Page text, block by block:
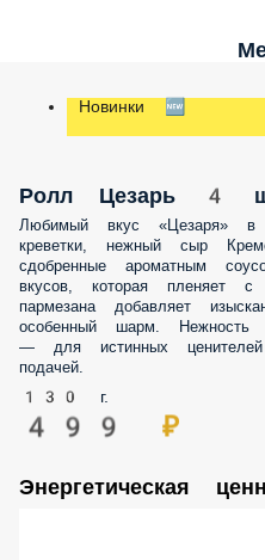
Новинки 🆕
Ролл Цезарь 4
Любимый вкус «Цезаря» в
креветки, нежный сыр
сдобренные ароматным
вкусов, которая пленяет с
пармезана добавляет
особенный шарм.
— для истинных ценителей
подачей.
130 г.
499 ₽
Энергетическая